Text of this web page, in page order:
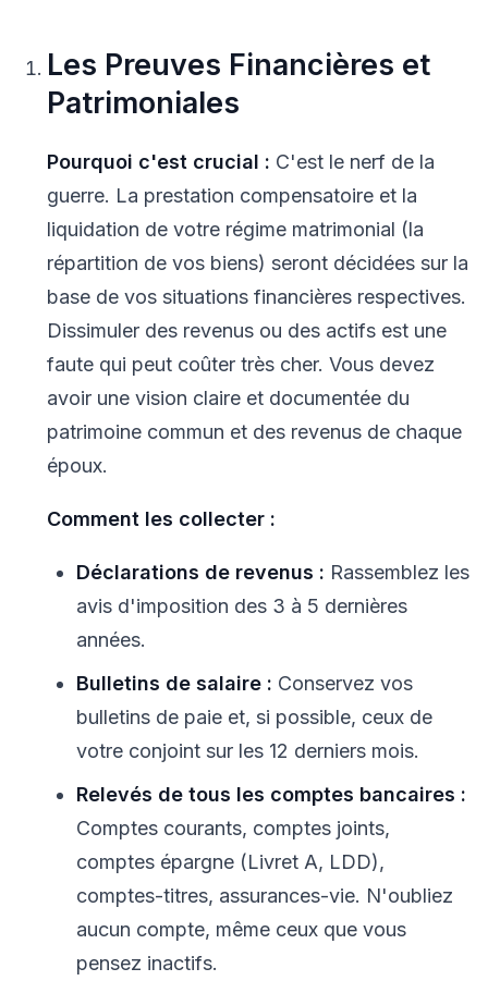
Les Preuves Financières et
Patrimoniales
Pourquoi c'est crucial : C'est le nerf de la
guerre. La prestation compensatoire et la
liquidation de votre régime matrimonial (la
répartition de vos biens) seront décidées sur la
base de vos situations financières respectives.
Dissimuler des revenus ou des actifs est une
faute qui peut coûter très cher. Vous devez
avoir une vision claire et documentée du
patrimoine commun et des revenus de chaque
époux.
Comment les collecter :
Déclarations de revenus : Rassemblez les
avis d'imposition des 3 à 5 dernières
années.
Bulletins de salaire : Conservez vos
bulletins de paie et, si possible, ceux de
votre conjoint sur les 12 derniers mois.
Relevés de tous les comptes bancaires :
Comptes courants, comptes joints,
comptes épargne (Livret A, LDD),
comptes-titres, assurances-vie. N'oubliez
aucun compte, même ceux que vous
pensez inactifs.